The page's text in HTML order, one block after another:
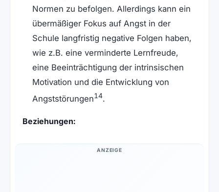
Normen zu befolgen. Allerdings kann ein
übermäßiger Fokus auf Angst in der
Schule langfristig negative Folgen haben,
wie z.B. eine verminderte Lernfreude,
eine Beeinträchtigung der intrinsischen
Motivation und die Entwicklung von
Angststörungen14.
Beziehungen:
ANZEIGE